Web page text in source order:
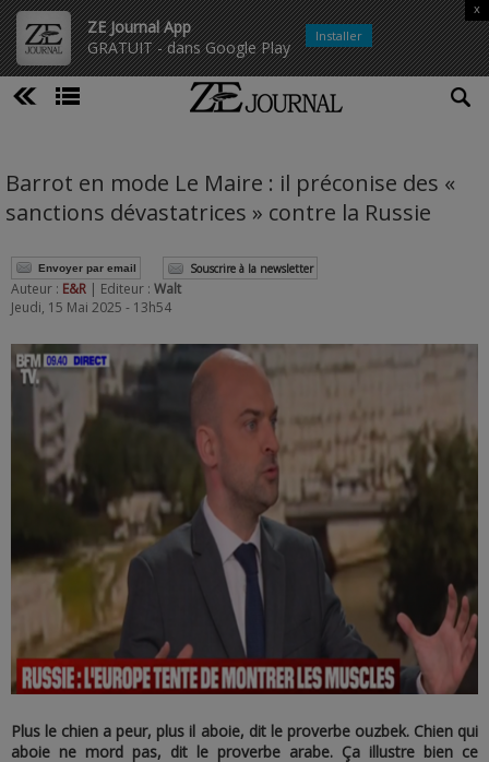
ZE Journal App
GRATUIT - dans Google Play
x
Installer
Barrot en mode Le Maire : il préconise des «
sanctions dévastatrices » contre la Russie
Envoyer par email Souscrire à la newsletter
Auteur : E&R | Editeur : Walt
Jeudi, 15 Mai 2025 - 13h54
Plus le chien a peur, plus il aboie, dit le proverbe ouzbek. Chien qui
aboie ne mord pas, dit le proverbe arabe. Ça illustre bien ce